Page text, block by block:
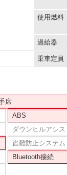
使用燃料
過給器
乗車定員
席
ABS
ダウンヒルアシ
盗難防止システム
Bluetooth接続